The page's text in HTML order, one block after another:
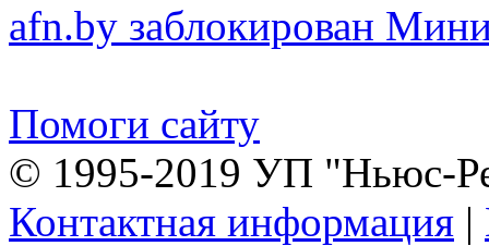
afn.by заблокирован
Помоги сайту
© 1995-2019 УП "Ньюс-
Контактная информация |